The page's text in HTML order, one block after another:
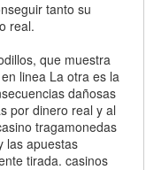
tanto su
real.
que muestra
linea La otra es la
dañosas
por dinero real y al
tragamonedas
las apuestas
tirada. casinos